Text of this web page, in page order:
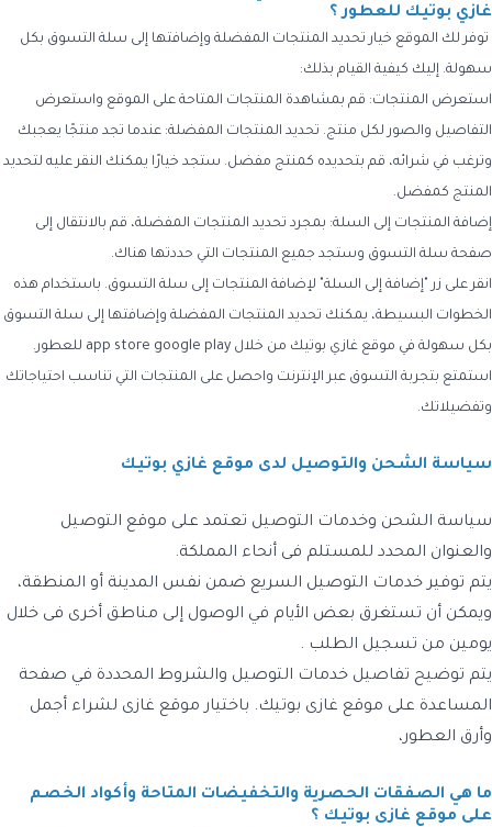
غازي بوتيك للعطور ؟
توفر لك الموقع خيار تحديد المنتجات المفضلة وإضافتها إلى سلة التسوق بكل
سهولة. إليك كيفية القيام بذلك:
استعرض المنتجات: قم بمشاهدة المنتجات المتاحة على الموقع واستعرض
التفاصيل والصور لكل منتج. تحديد المنتجات المفضلة: عندما تجد منتجًا يعجبك
وترغب في شرائه، قم بتحديده كمنتج مفضل. ستجد خيارًا يمكنك النقر عليه لتحديد
المنتج كمفضل.
إضافة المنتجات إلى السلة: بمجرد تحديد المنتجات المفضلة، قم بالانتقال إلى
صفحة سلة التسوق وستجد جميع المنتجات التي حددتها هناك.
انقر على زر "إضافة إلى السلة" لإضافة المنتجات إلى سلة التسوق. باستخدام هذه
الخطوات البسيطة، يمكنك تحديد المنتجات المفضلة وإضافتها إلى سلة التسوق
بكل سهولة في موقع غازي بوتيك من خلال app store google play للعطور.
استمتع بتجربة التسوق عبر الإنترنت واحصل على المنتجات التي تناسب احتياجاتك
وتفضيلاتك.
سياسة الشحن والتوصيل لدى موقع غازي بوتيك
سياسة الشحن وخدمات التوصيل تعتمد على موقع التوصيل
والعنوان المحدد للمستلم فى أنحاء المملكة.
يتم توفير خدمات التوصيل السريع ضمن نفس المدينة أو المنطقة،
ويمكن أن تستغرق بعض الأيام في الوصول إلى مناطق أخرى فى خلال
يومين من تسجيل الطلب .
يتم توضيح تفاصيل خدمات التوصيل والشروط المحددة في صفحة
المساعدة على موقع غازى بوتيك. باختيار موقع غازى لشراء أجمل
وأرق العطور،
ما هي الصفقات الحصرية والتخفيضات المتاحة وأكواد الخصم
على موقع غازى بوتيك ؟